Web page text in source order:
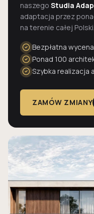
naszego Studia
adaptacja przez
na terenie całej Polski.
Bezpłatna
Ponad 100
Szybka realizacja
ZAMÓW ZMIANY